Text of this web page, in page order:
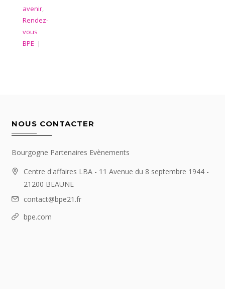
avenir,
Rendez-
vous
BPE |
NOUS CONTACTER
Bourgogne Partenaires Evènements
Centre d'affaires LBA - 11 Avenue du 8 septembre 1944 -
21200 BEAUNE
contact@bpe21.fr
bpe.com